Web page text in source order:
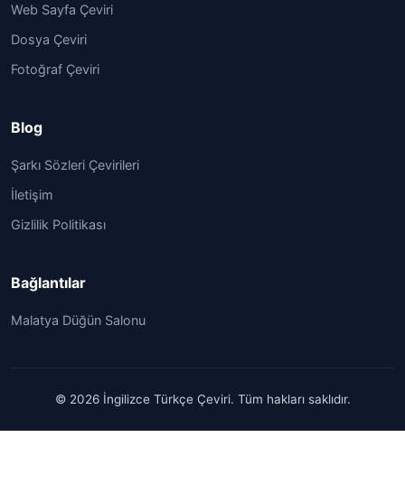
Web Sayfa Çeviri
Dosya Çeviri
Fotoğraf Çeviri
Blog
Şarkı Sözleri Çevirileri
İletişim
Gizlilik Politikası
Bağlantılar
Malatya Düğün Salonu
© 2026 İngilizce Türkçe Çeviri. Tüm hakları saklıdır.